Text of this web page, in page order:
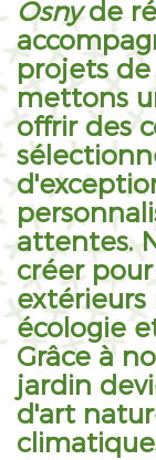
Osnyde
projets
mettons
offrir des
attentes.
créer
écologie
Grâce à
jardin
d'art